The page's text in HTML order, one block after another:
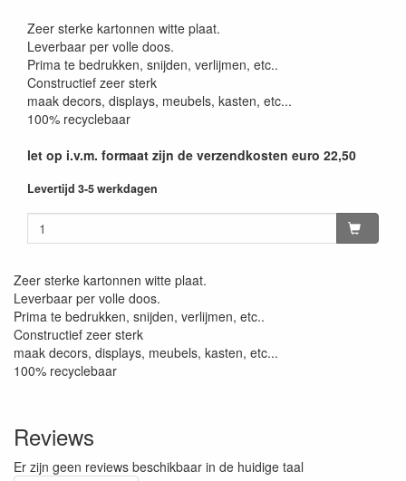
Zeer sterke kartonnen witte plaat.
Leverbaar per volle doos.
Prima te bedrukken, snijden, verlijmen, etc..
Constructief zeer sterk
maak decors, displays, meubels, kasten, etc...
100% recyclebaar
let op i.v.m. formaat zijn de verzendkosten euro 22,50
Levertijd 3-5 werkdagen
Zeer sterke kartonnen witte plaat.
Leverbaar per volle doos.
Prima te bedrukken, snijden, verlijmen, etc..
Constructief zeer sterk
maak decors, displays, meubels, kasten, etc...
100% recyclebaar
Reviews
Er zijn geen reviews beschikbaar in de huidige taal